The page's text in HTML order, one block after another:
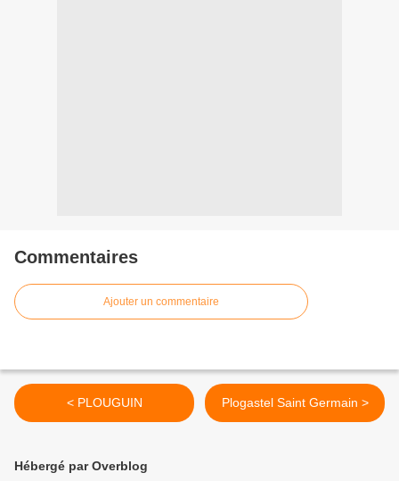
Commentaires
Ajouter un commentaire
< PLOUGUIN Plogastel Saint Germain >
Hébergé par Overblog